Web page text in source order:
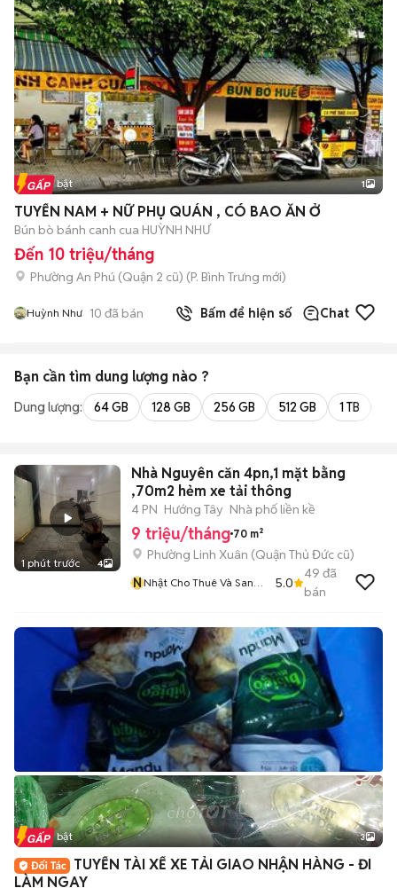
Tin nổi bật 1
TUYỂN NAM + NỮ PHỤ QUÁN , CÓ BAO ĂN Ở
Bún bò bánh canh cua HUỲNH NHƯ
Đến 10 triệu/tháng
Phường An Phú (Quận 2 cũ) (P. Bình Trưng mới)
Huỳnh Như 10 đã bán Bấm để hiện số Chat
Bạn cần tìm dung lượng nào ?
Dung lượng: 64 GB 128 GB 256 GB 512 GB 1 TB
1 phút trước 4
Nhà Nguyên căn 4pn,1 mặt bằng
,70m2 hẻm xe tải thông
4 PN Hướng Tây Nhà phố liền kề
9 triệu/tháng 70 m²
Phường Linh Xuân (Quận Thủ Đức cũ)
NNhật Cho Thuê Và Sang
5.0
49 đã
bán
Tin nổi bật 3
TUYỂN TÀI XẾ XE TẢI GIAO NHẬN HÀNG - ĐI
LÀM NGAY